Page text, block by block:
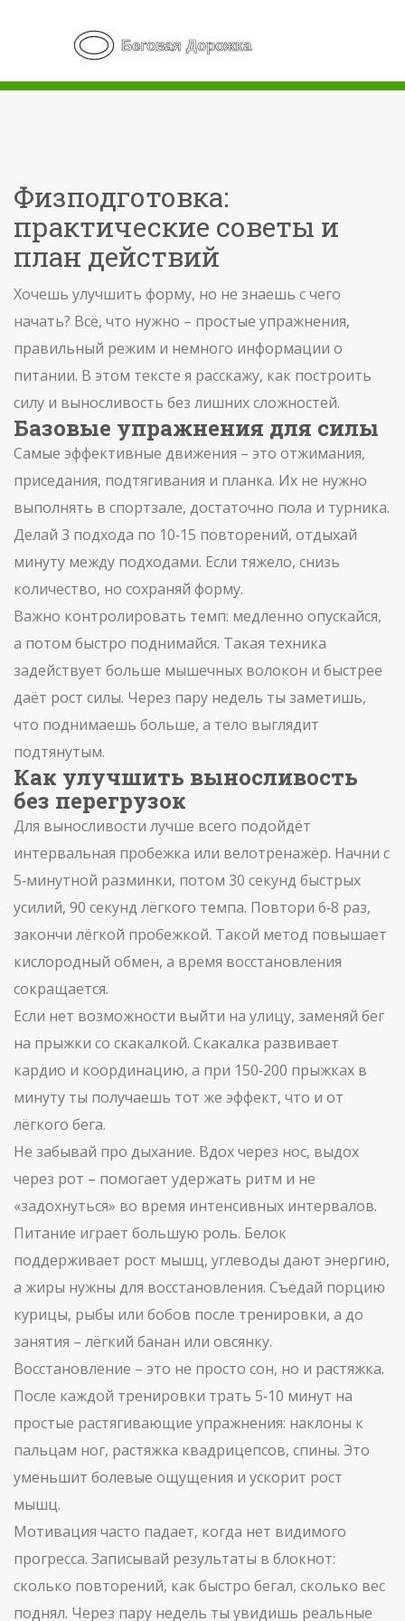
Физподготовка:
практические советы и
план действий
Хочешь улучшить форму, но не знаешь с чего
начать? Всё, что нужно – простые упражнения,
правильный режим и немного информации о
питании. В этом тексте я расскажу, как построить
силу и выносливость без лишних сложностей.
Базовые упражнения для силы
Самые эффективные движения – это отжимания,
приседания, подтягивания и планка. Их не нужно
выполнять в спортзале, достаточно пола и турника.
Делай 3 подхода по 10‑15 повторений, отдыхай
минуту между подходами. Если тяжело, снизь
количество, но сохраняй форму.
Важно контролировать темп: медленно опускайся,
а потом быстро поднимайся. Такая техника
задействует больше мышечных волокон и быстрее
даёт рост силы. Через пару недель ты заметишь,
что поднимаешь больше, а тело выглядит
подтянутым.
Как улучшить выносливость
без перегрузок
Для выносливости лучше всего подойдёт
интервальная пробежка или велотренажёр. Начни с
5‑минутной разминки, потом 30 секунд быстрых
усилий, 90 секунд лёгкого темпа. Повтори 6‑8 раз,
закончи лёгкой пробежкой. Такой метод повышает
кислородный обмен, а время восстановления
сокращается.
Если нет возможности выйти на улицу, заменяй бег
на прыжки со скакалкой. Скакалка развивает
кардио и координацию, а при 150‑200 прыжках в
минуту ты получаешь тот же эффект, что и от
лёгкого бега.
Не забывай про дыхание. Вдох через нос, выдох
через рот – помогает удержать ритм и не
«задохнуться» во время интенсивных интервалов.
Питание играет большую роль. Белок
поддерживает рост мышц, углеводы дают энергию,
а жиры нужны для восстановления. Съедай порцию
курицы, рыбы или бобов после тренировки, а до
занятия – лёгкий банан или овсянку.
Восстановление – это не просто сон, но и растяжка.
После каждой тренировки трать 5‑10 минут на
простые растягивающие упражнения: наклоны к
пальцам ног, растяжка квадрицепсов, спины. Это
уменьшит болевые ощущения и ускорит рост
мышц.
Мотивация часто падает, когда нет видимого
прогресса. Записывай результаты в блокнот:
сколько повторений, как быстро бегал, сколько вес
поднял. Через пару недель ты увидишь реальные